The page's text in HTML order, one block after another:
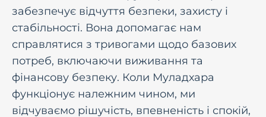
забезпечує відчуття безпеки, захисту і
стабільності. Вона допомагає нам
справлятися з тривогами щодо базових
потреб, включаючи виживання та
фінансову безпеку. Коли Муладхара
функціонує належним чином, ми
відчуваємо рішучість, впевненість і спокій,